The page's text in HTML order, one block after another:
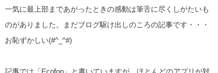
一気に最上部まであがったときの感動は筆舌に尽くしがたいも
のがありました。まだブログ駆け出しのころの記事です・・・
お恥ずかしい(#^_^#)
記事では「Ecofon」と書いていますが、ほとんどのアプリが対